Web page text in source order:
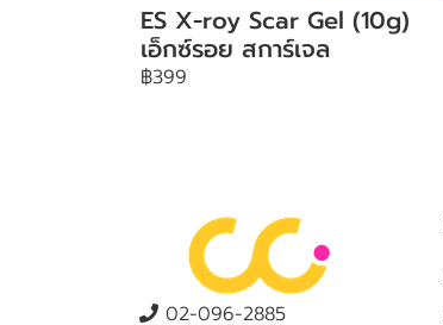
ES X-roy Scar Gel (10g)
เอ็กซ์รอย สการ์เจล
฿399
02-096-2885